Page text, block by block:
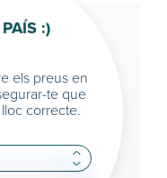
:)
els preus en
te que
correcte.